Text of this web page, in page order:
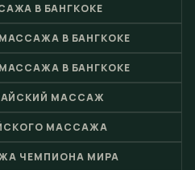
В БАНГКОКЕ
В БАНГКОКЕ
В БАНГКОКЕ
МАССАЖ
МАССАЖА
ЧЕМПИОНА МИРА